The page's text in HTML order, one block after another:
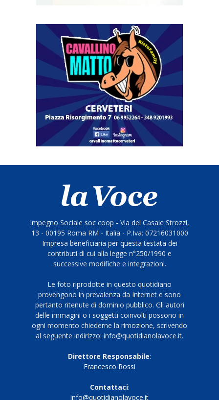
Impegno Sociale soc coop - Via del Casale Strozzi,
13 - 00195 Roma RM - Italia - P.Iva: 07216031000
Impresa beneficiaria per questa testata dei
contributi di cui alla legge n°250/1990 e
successive modifiche e integrazioni.
Le foto riprodotte in questo quotidiano
provengono in prevalenza da Internet e sono
pertanto ritenute di dominio pubblico. Gli autori
delle immagini o i soggetti coinvolti possono in
ogni momento chiederne la rimozione, scrivendo
al seguente indirizzo: info@quotidianolavoce.it.
Direttore Responsabile:
Francesco Rossi
Contattaci:
info@quotidianolavoce.it